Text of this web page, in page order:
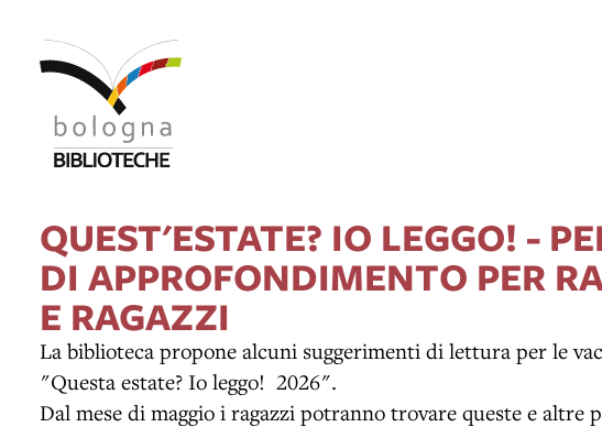
QUEST'ESTATE? IO LEGGO! -
DI APPROFONDIMENTO PER
E RAGAZZI
La biblioteca propone alcuni suggerimenti di lettura per le
"Questa estate? Io leggo! 2026".
Dal mese di maggio i ragazzi potranno trovare queste e altre